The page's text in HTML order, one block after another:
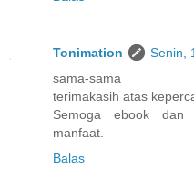
Tonimation
Senin,
sama-sama
terimakasih atas
Semoga ebook dan
manfaat.
Balas